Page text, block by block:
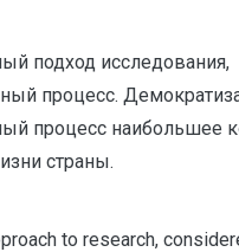
подход
процесс.
процесс наибольшее
страны.
to research,